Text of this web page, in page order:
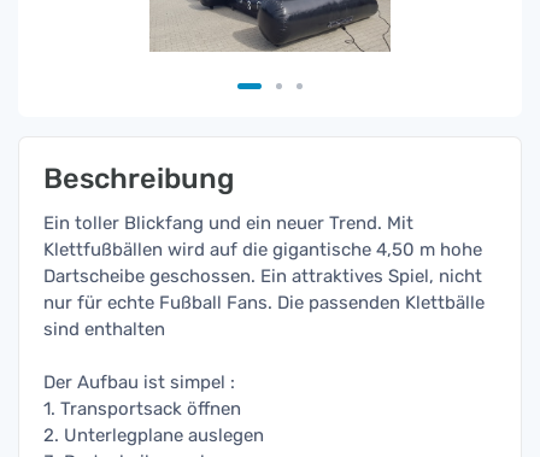
Beschreibung
Ein toller Blickfang und ein neuer Trend. Mit
Klettfußbällen wird auf die gigantische 4,50 m hohe
Dartscheibe geschossen. Ein attraktives Spiel, nicht
nur für echte Fußball Fans. Die passenden Klettbälle
sind enthalten
Der Aufbau ist simpel :
1. Transportsack öffnen
2. Unterlegplane auslegen